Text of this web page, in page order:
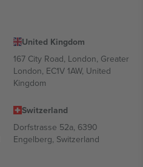
United Kingdom
167 City Road, London, Greater
London, EC1V 1AW, United
Kingdom
Switzerland
Dorfstrasse 52a, 6390
Engelberg, Switzerland